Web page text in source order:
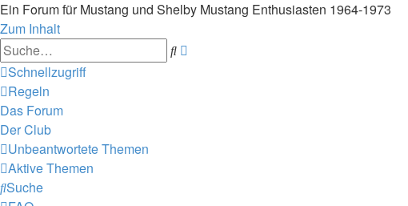
Ein Forum für Mustang und Shelby Mustang Enthusiasten 1964-1973
Zum Inhalt
Suche
Schnellzugriff
Regeln
Das Forum
Der Club
Unbeantwortete Themen
Aktive Themen
Suche